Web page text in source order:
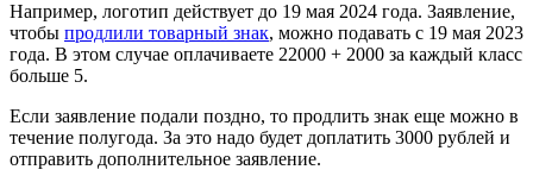
Например, логотип действует до 19 мая 2024 года. Заявление,
чтобы продлили товарный знак, можно подавать с 19 мая 2023
года. В этом случае оплачиваете 22000 + 2000 за каждый класс
больше 5.
Если заявление подали поздно, то продлить знак еще можно в
течение полугода. За это надо будет доплатить 3000 рублей и
отправить дополнительное заявление.